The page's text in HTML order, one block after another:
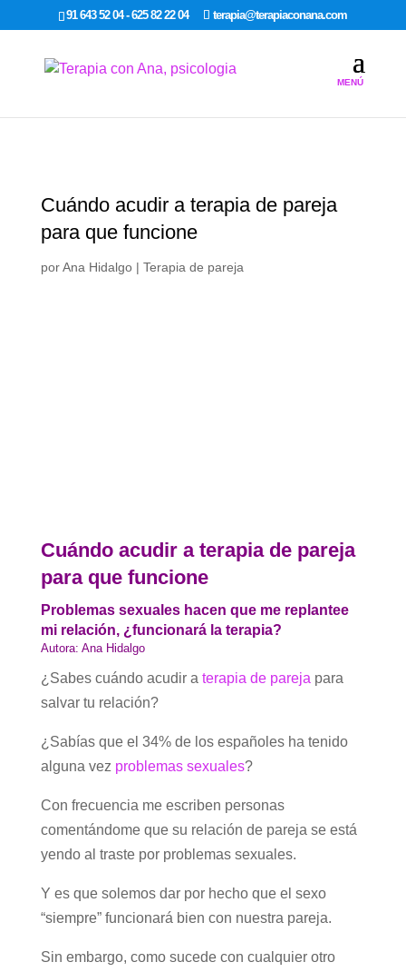
google-site-verification: google7dcda757e565a307.html
91 643 52 04 - 625 82 22 04 terapia@terapiaconana.com
Cuándo acudir a terapia de pareja
para que funcione
porAna Hidalgo| Terapia de pareja
Cuándo acudir a terapia de pareja
para que funcione
Problemas sexuales hacen que me replantee
mi relación, ¿funcionará la terapia?
Autora: Ana Hidalgo
¿Sabes cuándo acudir a terapia de pareja para
salvar tu relación?
¿Sabías que el 34% de los españoles ha tenido
alguna vez problemas sexuales?
Con frecuencia me escriben personas
comentándome que su relación de pareja se está
yendo al traste por problemas sexuales.
Y es que solemos dar por hecho que el sexo
“siempre” funcionará bien con nuestra pareja.
Sin embargo, como sucede con cualquier otro